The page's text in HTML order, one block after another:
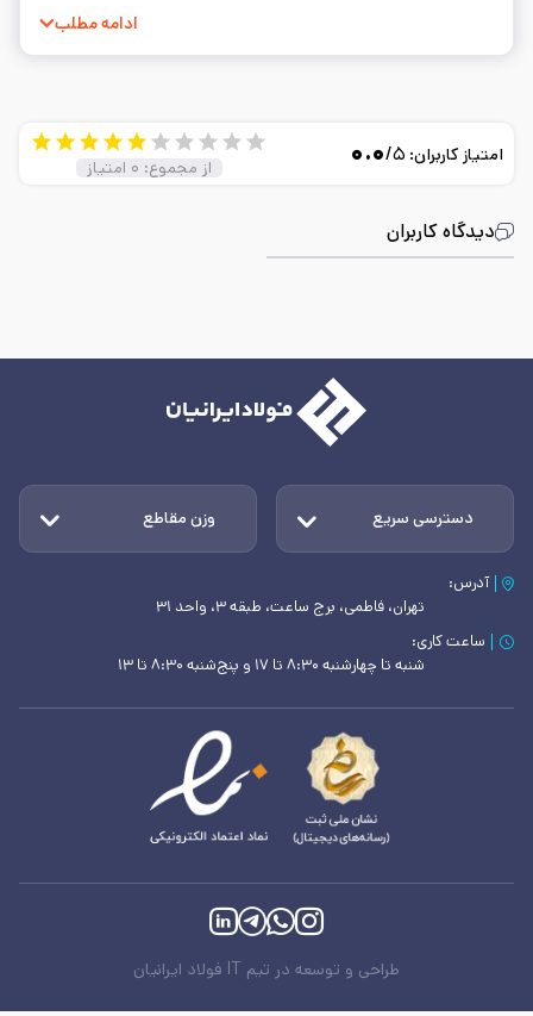
ادامه مطلب
دیدگاه کاربران
امتیاز کاربران: ۰.۰/۵
از مجموع: ۰ امتیاز
دسترسی سریع وزن مقاطع
آدرس:
تهران، فاطمی، برج ساعت، طبقه ۳، واحد ۳۱
ساعت کاری:
شنبه تا چهارشنبه ۸:۳۰ تا ۱۷ و پنج‌شنبه ۸:۳۰ تا ۱۳
طراحی و توسعه در تیم IT فولاد ایرانیان